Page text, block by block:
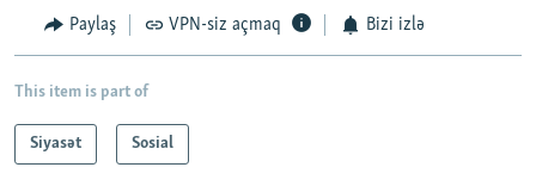
Paylaş VPN-siz açmaq Bizi izlə
This item is part of
Siyasət Sosial